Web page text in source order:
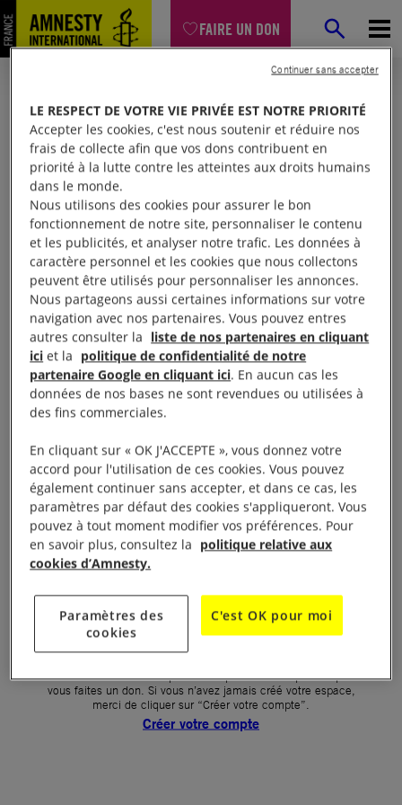
FAIRE UN DON
Mon espace
Connexion
Votre adresse email (obligatoire)
Mot de passe oublié ?
Un problème de connexion ?
Première connexion ?
La création de votre espace n’est pas automatique lorsque
vous faites un don. Si vous n’avez jamais créé votre espace,
merci de cliquer sur “Créer votre compte”.
Créer votre compte
LE RESPECT DE VOTRE VIE PRIVÉE EST NOTRE PRIORITÉ
Accepter les cookies, c'est nous soutenir et réduire nos
frais de collecte afin que vos dons contribuent en
priorité à la lutte contre les atteintes aux droits humains
dans le monde.
Nous utilisons des cookies pour assurer le bon
fonctionnement de notre site, personnaliser le contenu
et les publicités, et analyser notre trafic. Les données à
caractère personnel et les cookies que nous collectons
peuvent être utilisés pour personnaliser les annonces.
Nous partageons aussi certaines informations sur votre
navigation avec nos partenaires. Vous pouvez entres
autres consulter la liste de nos partenaires en cliquant
ici et la politique de confidentialité de notre
partenaire Google en cliquant ici. En aucun cas les
données de nos bases ne sont revendues ou utilisées à
des fins commerciales.
En cliquant sur « OK J'ACCEPTE », vous donnez votre
accord pour l'utilisation de ces cookies. Vous pouvez
également continuer sans accepter, et dans ce cas, les
paramètres par défaut des cookies s'appliqueront. Vous
pouvez à tout moment modifier vos préférences. Pour
en savoir plus, consultez la politique relative aux
cookies d’Amnesty.
Paramètres des
cookies
C'est OK pour moi
Continuer sans accepter